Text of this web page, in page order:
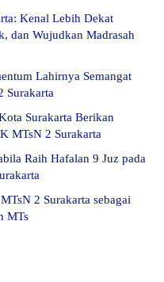
Kenal Lebih Dekat
dan Wujudkan Madrasah
Lahirnya Semangat
Surakarta
Surakarta Berikan
MTsN 2 Surakarta
Raih Hafalan 9 Juz pada
2 Surakarta sebagai
MTs